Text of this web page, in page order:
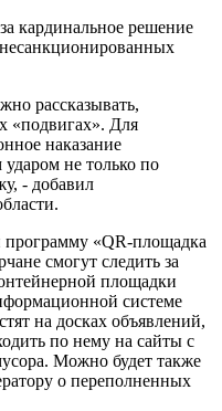
кардинальное решение
рассказывать,
«подвигах». Для
наказание
не только по
- добавил
программу «QR-площадка
смогут следить за
площадки
системе
на досках объявлений,
по нему на сайты с
Можно будет также
о переполненных